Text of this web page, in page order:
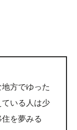
方でゆった
いる人は少
を夢みる